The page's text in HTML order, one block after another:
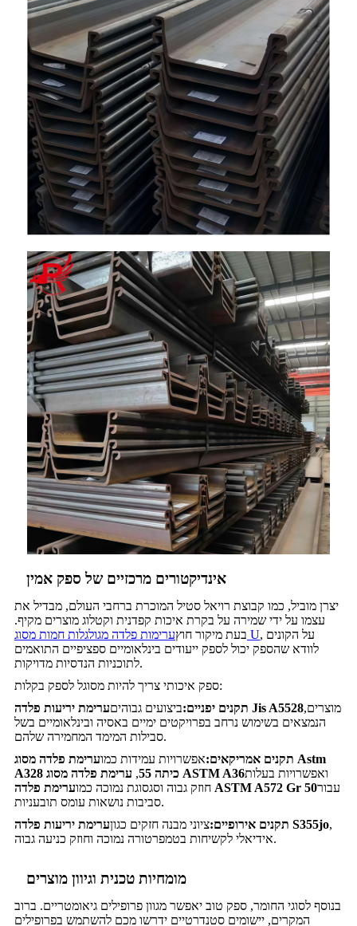
אינדיקטורים מרכזיים של ספק אמין
יצרן מוביל, כמו קבוצת רויאל סטיל המוכרת ברחבי העולם, מבדיל את
עצמו על ידי שמירה על בקרת איכות קפדנית וקטלוג מוצרים מקיף.
בעת מיקור חוץ ערימות פלדה מגולגלות חמות מסוג U, על הקונים
לוודא שהספק יכול לספק ייעודים בינלאומיים ספציפיים התואמים
לתוכניות הנדסיות מדויקות.
ספק איכותי צריך להיות מסוגל לספק בקלות:
תקנים יפניים:ביצועים גבוהים ערימת יריעות פלדה Jis A5528מוצרים,
הנמצאים בשימוש נרחב בפרויקטים ימיים באסיה ובינלאומיים בשל
סבילות המימד המחמירה שלהם.
תקנים אמריקאים:אפשרויות עמידות כמוערימת פלדה מסוג Astm
A328 כיתה 55
, ערימת פלדה מסוג ASTM A36ואפשרויות בעלות
חוזק גבוה וסגסוגת נמוכה כמו ערימת פלדה ASTM A572 Gr 50עבור
סביבות נושאות עומס תובעניות.
תקנים אירופיים:ציוני מבנה חזקים כגון ערימת יריעות פלדה S355jo,
אידיאלי לקשיחות בטמפרטורה נמוכה וחוזק כניעה גבוה.
מומחיות טכנית וגיוון מוצרים
בנוסף לסוגי החומר, ספק טוב יאפשר מגוון פרופילים גיאומטריים. ברוב
המקרים, יישומים סטנדרטיים ידרשו מכם להשתמש בפרופילים